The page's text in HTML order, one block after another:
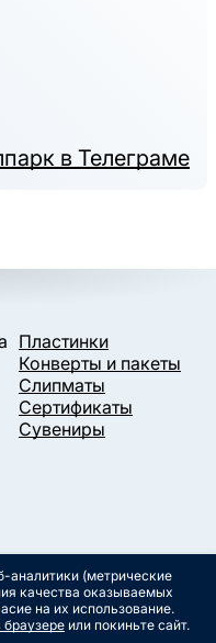
в Телеграме
Пластинки
Конверты и пакеты
Слипматы
Сертификаты
Сувениры
аналитики (метрические
качества оказываемых
на их использование.
или покиньте сайт.